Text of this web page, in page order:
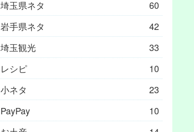
埼玉県ネタ
60
岩手県ネタ
42
埼玉観光
33
レシピ
10
小ネタ
23
PayPay
10